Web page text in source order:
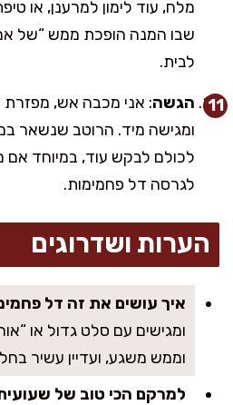
מלח, עוד לימון למרענן, או
שבו המנה הופכת ממש “של
לבית.
הגשה: אני מכבה אש, מפזרת
ומגישה מיד. הרוטב שנשאר
לכולם לבקש עוד, במיוחד אם
לגרסה דל פחמימות.
הערות ושדרוגים
איך עושים את זה דל
ומגישים עם סלט גדול או
וממש משגע, ועדיין עשיר
למרקם הכי טוב של